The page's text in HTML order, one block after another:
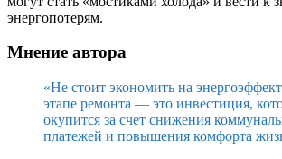
энергопотерям.
Мнение автора
«Не стоит экономить на
этапе ремонта — это инвестиция,
окупится за счет снижения
платежей и повышения комфорта